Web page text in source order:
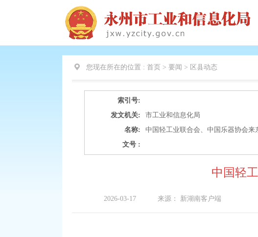
您现在所在的位置 : 首页 > 要闻 > 区县动态
索引号:
发文机关:
市工业和信息化局
名称:
中国轻工业联合会、中国乐器协会来
文号 :
中国轻
2026-03-17 来源： 新湖南客户端